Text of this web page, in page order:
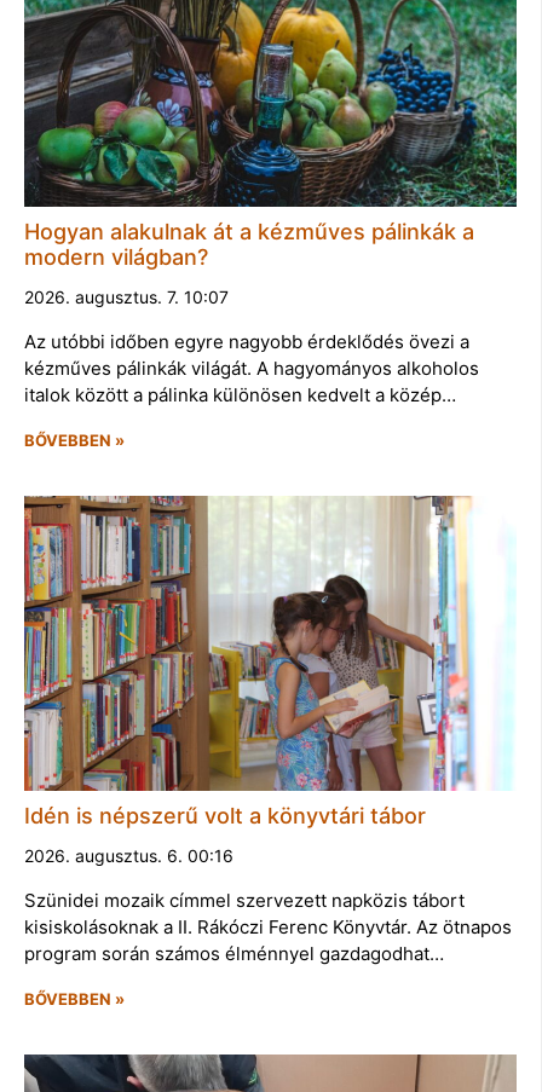
Hogyan alakulnak át a kézműves pálinkák a
modern világban?
2026. augusztus. 7. 10:07
Az utóbbi időben egyre nagyobb érdeklődés övezi a
kézműves pálinkák világát. A hagyományos alkoholos
italok között a pálinka különösen kedvelt a közép…
BŐVEBBEN »
Idén is népszerű volt a könyvtári tábor
2026. augusztus. 6. 00:16
Szünidei mozaik címmel szervezett napközis tábort
kisiskolásoknak a II. Rákóczi Ferenc Könyvtár. Az ötnapos
program során számos élménnyel gazdagodhat…
BŐVEBBEN »